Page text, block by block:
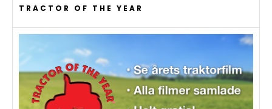
TRACTOR OF THE YEAR